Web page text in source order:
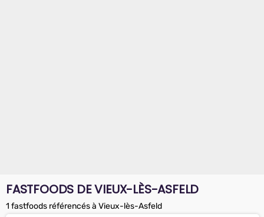
FASTFOODS DE VIEUX-LÈS-ASFELD
1 fastfoods référencés à Vieux-lès-Asfeld